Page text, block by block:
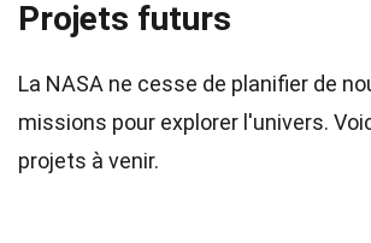
Projets futurs
La NASA ne cesse de planifier de
missions pour explorer l'univers.
projets à venir.